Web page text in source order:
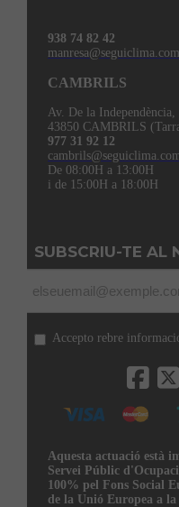
938 74 82 42
manresa@seguiclima.com
CAMBRILS
Av. De la Independència,
43850 CAMBRILS
977 31 92 12
De 08:00H a 13:00H
i de 15:00H a 18:00H
SUBSCRIU-TE AL
Accepto rebre
Aquesta actuació està
Servei Públic
100% pel Fons Social
de la Unió Europea a